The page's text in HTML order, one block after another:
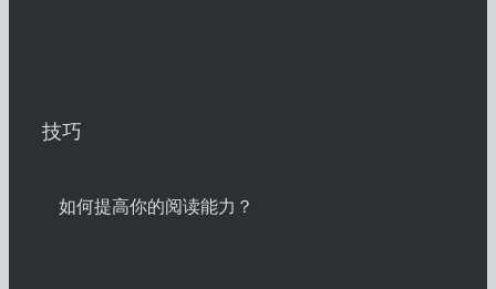
技巧
如何提高你的阅读能力？